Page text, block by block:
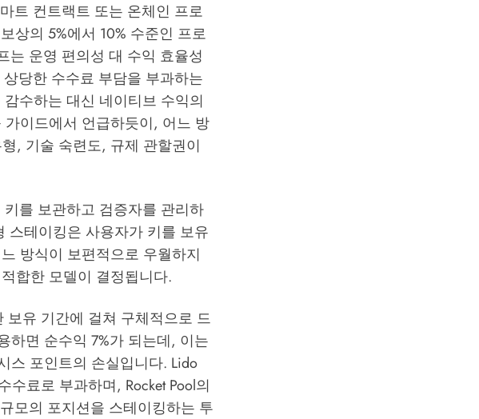
트 컨트랙트 또는 온체인 프로
상의 5%에서 10% 수준인 프로
는 운영 편의성 대 수익 효율성
당한 수수료 부담을 부과하는
수하는 대신 네이티브 수익의
가이드에서 언급하듯이, 어느 방
, 기술 숙련도, 규제 관할권이
를 보관하고 검증자를 관리하
스테이킹은 사용자가 키를 보유
방식이 보편적으로 우월하지
합한 모델이 결정됩니다.
유 기간에 걸쳐 구체적으로 드
하면 순수익 7%가 되는데, 이는
스 포인트의 손실입니다. Lido
수료로 부과하며, Rocket Pool의
모의 포지션을 스테이킹하는 투